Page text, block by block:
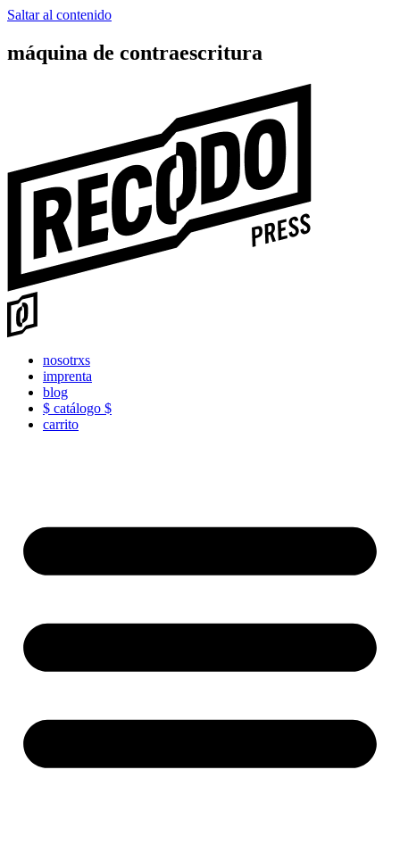
Saltar al contenido
máquina de contraescritura
nosotrxs
imprenta
blog
$ catálogo $
carrito